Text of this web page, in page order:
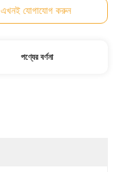
এখনই যোগাযোগ করুন
পণ্যের বর্ণনা